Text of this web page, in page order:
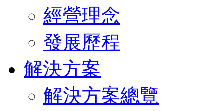
經營理念
發展歷程
解決方案
解決方案總覽